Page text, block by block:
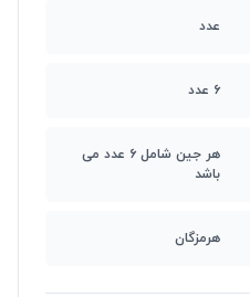
عدد
۶ عدد
هر جین شامل ۶ عدد می
باشد
هرمزگان